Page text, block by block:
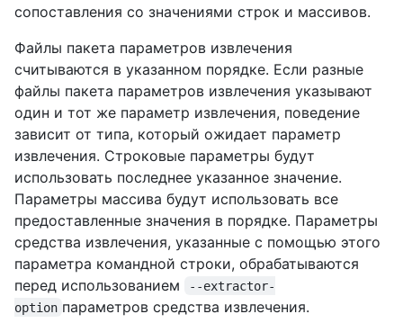
сопоставления со значениями строк и массивов.
Файлы пакета параметров извлечения
считываются в указанном порядке. Если разные
файлы пакета параметров извлечения указывают
один и тот же параметр извлечения, поведение
зависит от типа, который ожидает параметр
извлечения. Строковые параметры будут
использовать последнее указанное значение.
Параметры массива будут использовать все
предоставленные значения в порядке. Параметры
средства извлечения, указанные с помощью этого
параметра командной строки, обрабатываются
перед использованием
--extractor-
option параметров средства извлечения.